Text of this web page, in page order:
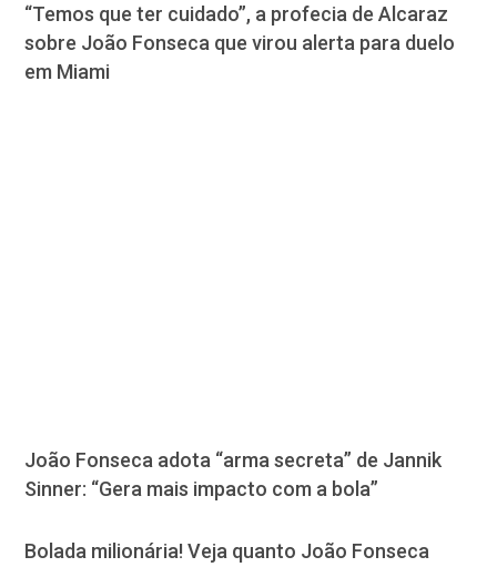
“Temos que ter cuidado”, a profecia de Alcaraz
sobre João Fonseca que virou alerta para duelo
em Miami
João Fonseca adota “arma secreta” de Jannik
Sinner: “Gera mais impacto com a bola”
Bolada milionária! Veja quanto João Fonseca